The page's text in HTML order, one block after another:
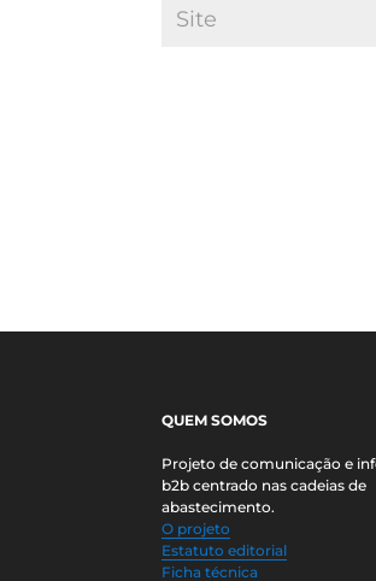
QUEM SOMOS
Projeto de comunicação e
b2b centrado nas cadeias de
abastecimento.
O projeto
Estatuto editorial
Ficha técnica